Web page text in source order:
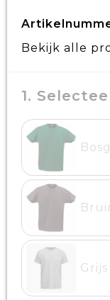
Bekijk alle
1.